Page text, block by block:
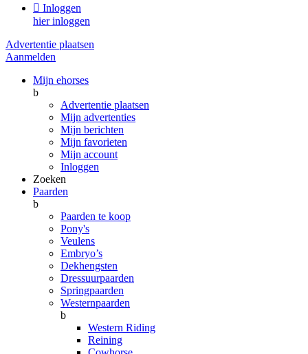
 Inloggen
hier inloggen
Advertentie plaatsen
Aanmelden
Mijn ehorses
b
Advertentie plaatsen
Mijn advertenties
Mijn berichten
Mijn favorieten
Mijn account
Inloggen
Zoeken
Paarden
b
Paarden te koop
Pony's
Veulens
Embryo’s
Dekhengsten
Dressuurpaarden
Springpaarden
Westernpaarden
b
Western Riding
Reining